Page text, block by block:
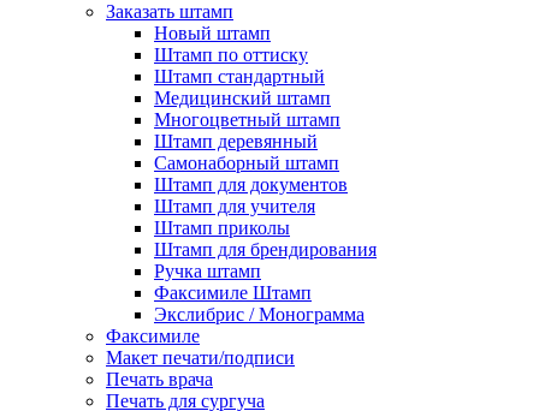
Заказать штамп
Новый штамп
Штамп по оттиску
Штамп стандартный
Медицинский штамп
Многоцветный штамп
Штамп деревянный
Самонаборный штамп
Штамп для документов
Штамп для учителя
Штамп приколы
Штамп для брендирования
Ручка штамп
Факсимиле Штамп
Экслибрис / Монограмма
Факсимиле
Макет печати/подписи
Печать врача
Печать для сургуча